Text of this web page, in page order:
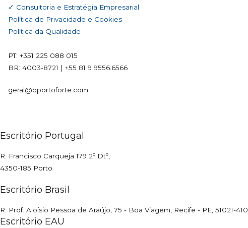
✓ Consultoria e Estratégia Empresarial
Política de Privacidade e Cookies
Política da Qualidade
PT: +351 225 088 015
BR: 4003-8721 | +55 81 9 9556.6566
geral@oportoforte.com
Escritório Portugal
R. Francisco Carqueja 179 2º Dtº,
4350-185 Porto
Escritório Brasil
R. Prof. Aloísio Pessoa de Araújo, 75 - Boa Viagem, Recife - PE, 51021-410
Escritório EAU